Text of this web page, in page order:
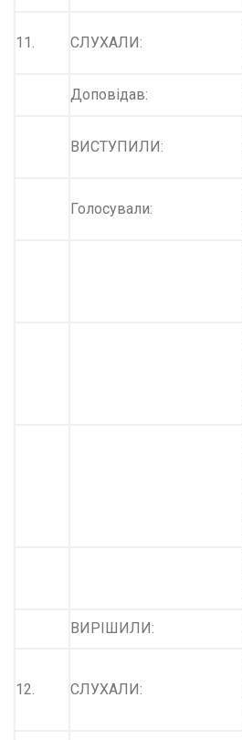
11. СЛУХАЛИ:
Доповідав:
ВИСТУПИЛИ:
Голосували:
ВИРІШИЛИ:
12. СЛУХАЛИ: